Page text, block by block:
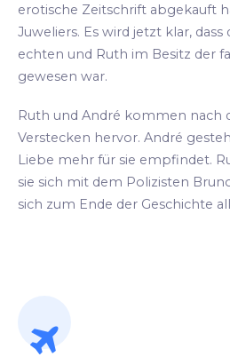
erotische Zeitschrift abgekauft
Juweliers. Es wird jetzt klar,
echten und Ruth im Besitz der
gewesen war.
Ruth und André kommen nach
Verstecken hervor. André
Liebe mehr für sie empfindet.
sie sich mit dem Polizisten
sich zum Ende der Geschichte